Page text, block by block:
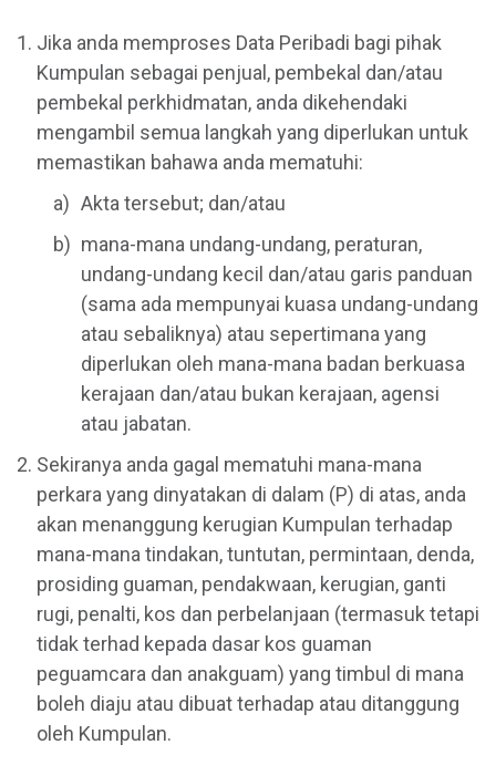
Jika anda memproses Data Peribadi bagi pihak
Kumpulan sebagai penjual, pembekal dan/atau
pembekal perkhidmatan, anda dikehendaki
mengambil semua langkah yang diperlukan untuk
memastikan bahawa anda mematuhi:
Akta tersebut; dan/atau
mana-mana undang-undang, peraturan,
undang-undang kecil dan/atau garis panduan
(sama ada mempunyai kuasa undang-undang
atau sebaliknya) atau sepertimana yang
diperlukan oleh mana-mana badan berkuasa
kerajaan dan/atau bukan kerajaan, agensi
atau jabatan.
Sekiranya anda gagal mematuhi mana-mana
perkara yang dinyatakan di dalam (P) di atas, anda
akan menanggung kerugian Kumpulan terhadap
mana-mana tindakan, tuntutan, permintaan, denda,
prosiding guaman, pendakwaan, kerugian, ganti
rugi, penalti, kos dan perbelanjaan (termasuk tetapi
tidak terhad kepada dasar kos guaman
peguamcara dan anakguam) yang timbul di mana
boleh diaju atau dibuat terhadap atau ditanggung
oleh Kumpulan.